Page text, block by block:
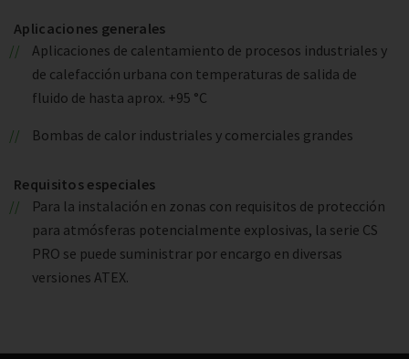
Aplicaciones generales
Aplicaciones de calentamiento de procesos industriales y
de calefacción urbana con temperaturas de salida de
fluido de hasta aprox. +95 °C
Bombas de calor industriales y comerciales grandes
Requisitos especiales
Para la instalación en zonas con requisitos de protección
para atmósferas potencialmente explosivas, la serie CS
PRO se puede suministrar por encargo en diversas
versiones ATEX.